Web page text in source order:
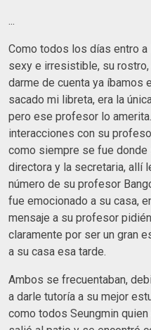
...
Como todos los días entro
sexy e irresistible, su
darme de cuenta ya íbamos
sacado mi libreta, era la
pero ese profesor lo
interacciones con su
como siempre se fue
directora y la secretaria, allí
número de su profesor
fue emocionado a su casa,
mensaje a su profesor
claramente por ser un gran
a su casa esa tarde.
Ambos se frecuentaban,
a darle tutoría a su mejor
como todos Seungmin